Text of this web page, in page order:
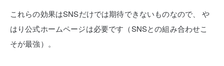
これらの効果はSNSだけでは期待できないものなので、
や
はり公式ホームページは必要です（SNSとの組み合わせこ
そが最強）。